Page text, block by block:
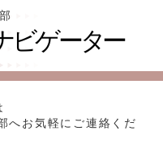
へお気軽にご連絡くだ